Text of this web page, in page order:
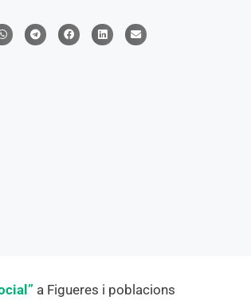
a Figueres i poblacions